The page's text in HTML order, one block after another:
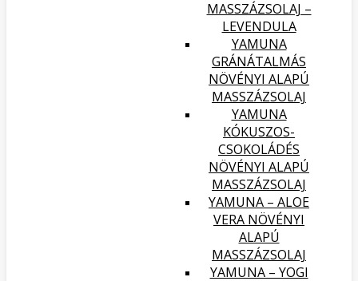
MASSZÁZSOLAJ –
LEVENDULA
YAMUNA
GRÁNÁTALMÁS
NÖVÉNYI ALAPÚ
MASSZÁZSOLAJ
YAMUNA
KÓKUSZOS-
CSOKOLÁDÉS
NÖVÉNYI ALAPÚ
MASSZÁZSOLAJ
YAMUNA – ALOE
VERA NÖVÉNYI
ALAPÚ
MASSZÁZSOLAJ
YAMUNA – YOGI